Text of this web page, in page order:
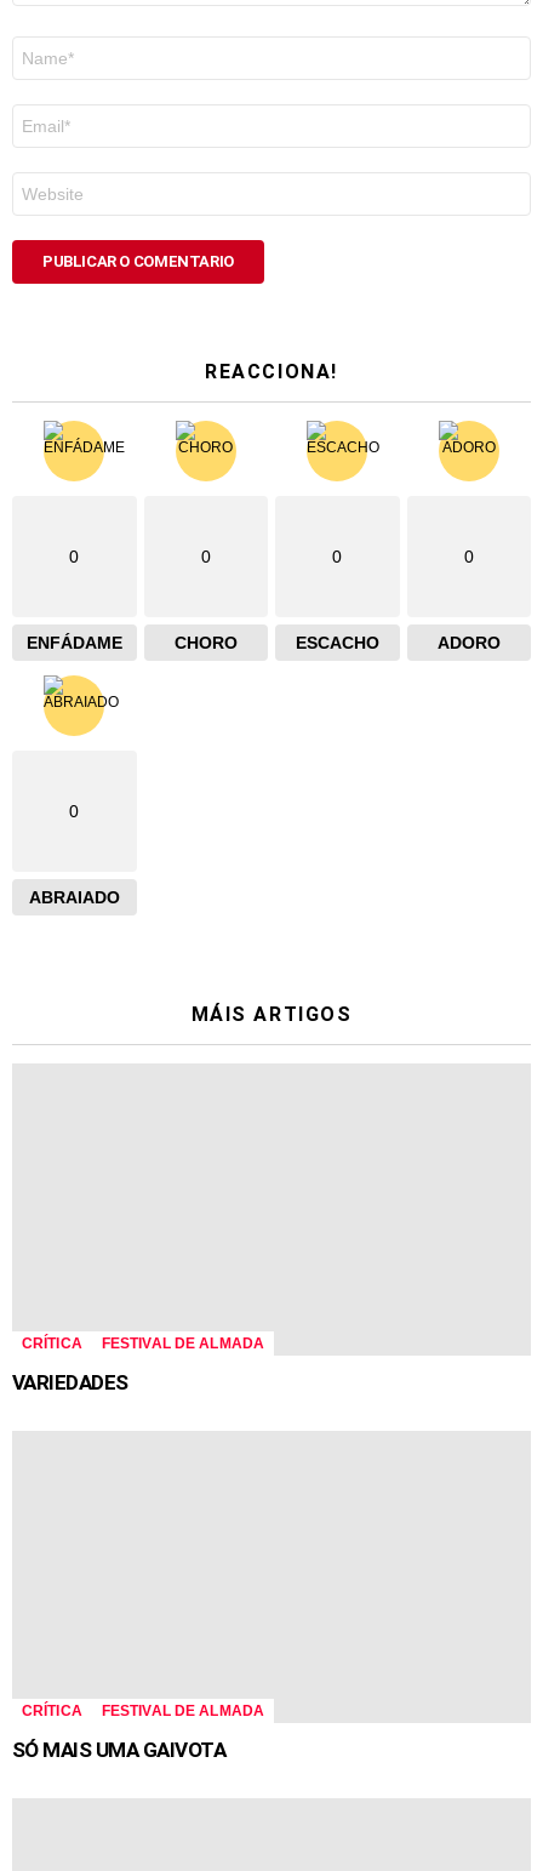
electrónico
*
REACCIONA!
0
ENFÁDAME
0
CHORO
0
ESCACHO
0
ADORO
0
ABRAIADO
MÁIS ARTIGOS
CRÍTICA FESTIVAL DE ALMADA
VARIEDADES
CRÍTICA FESTIVAL DE ALMADA
SÓ MAIS UMA GAIVOTA